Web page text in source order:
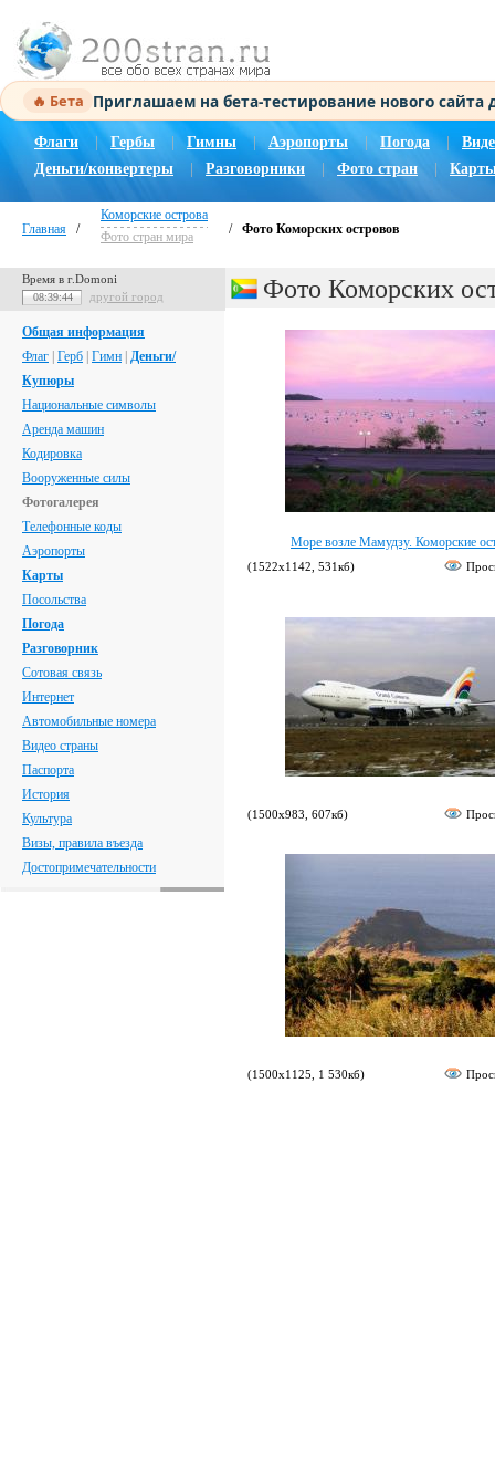
🔥 Бета Приглашаем на бета-тестирование нового
Флаги Гербы Гимны | Аэропорты Погода |
Деньги/конвертеры
Разговорники Фото стран
Главная /
Коморские острова
Фото стран мира
/ Фото Коморских островов
Время в г.Domoni
08:39:45 другой город
Общая информация
Флаг Герб Гимн Деньги/
Купюры
Национальные символы
Аренда машин
Кодировка
Вооруженные силы
Фотогалерея
Телефонные коды
Аэропорты
Карты
Посольства
Погода
Разговорник
Сотовая связь
Интернет
Автомобильные номера
Видео страны
Паспорта
История
Культура
Визы, правила въезда
Достопримечательности
Фото Коморских
Море возле Мамудзу. Коморские
(1522х1142, 531кб)
(1500х983, 607кб)
(1500х1125, 1 530кб)